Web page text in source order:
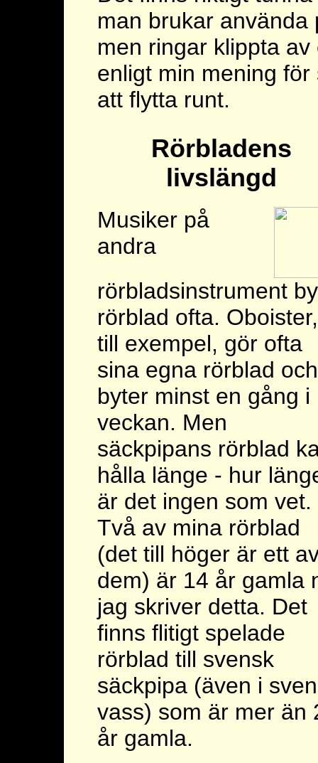
man brukar använda
men ringar klippta
enligt min mening
att flytta runt.
Rörbladens
livslängd
Musiker på
andra
rörbladsinstrument
rörblad ofta. Oboister,
till exempel, gör ofta
sina egna rörblad och
byter minst en gång i
veckan. Men
säckpipans rörblad
hålla länge - hur
är det ingen som vet.
Två av mina rörblad
(det till höger är ett
dem) är 14 år gamla
jag skriver detta. Det
finns flitigt spelade
rörblad till svensk
säckpipa (även i
vass) som är mer än
år gamla.